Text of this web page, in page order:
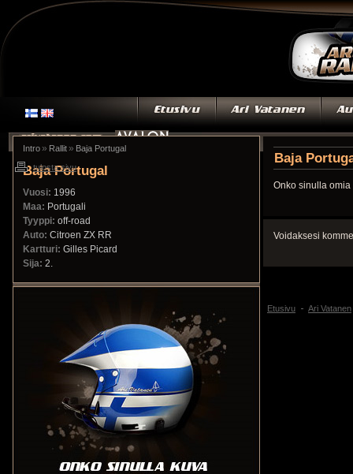
Intro » Rallit » Baja Portugal
Baja Portugal
Vuosi: 1996
Maa: Portugali
Tyyppi: off-road
Auto: Citroen ZX RR
Kartturi: Gilles Picard
Sija: 2.
Baja
Onko sinulla
Voidaksesi
tulosta sivu
Etusivu Ari Vatanen